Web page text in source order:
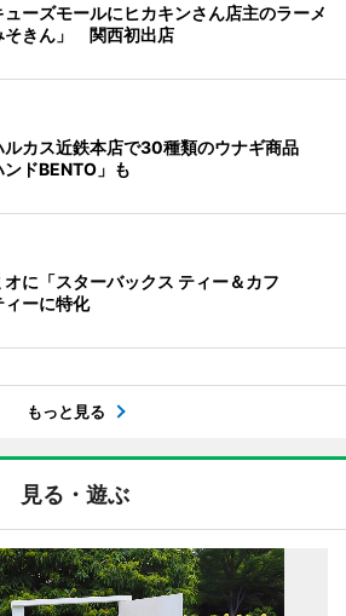
ューズモールにヒカキンさん店主のラーメ
そきん」 関西初出店
ルカス近鉄本店で30種類のウナギ商品
ンドBENTO」も
オに「スターバックス ティー＆カフ
ーに特化
もっと見る
見る・遊ぶ